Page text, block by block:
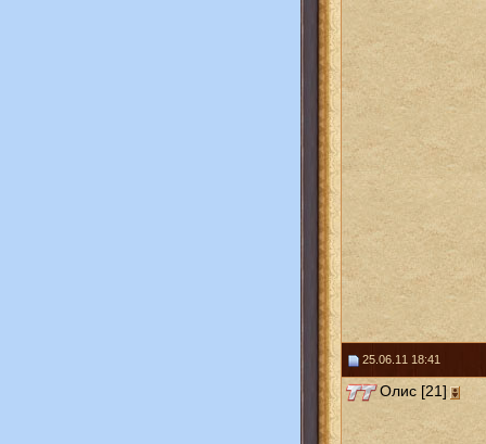
25.06.11 18:41
Олис [21]